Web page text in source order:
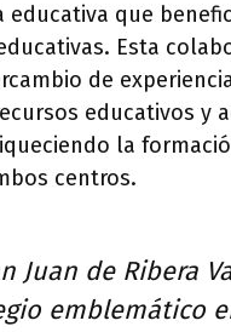
educativa que
Esta
de
educativos y
la
centros.
Juan de Ribera
emblemático